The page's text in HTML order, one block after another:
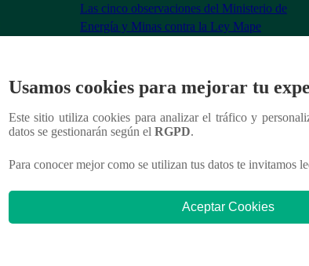
Las cinco observaciones del Ministerio de
Energía y Minas contra la Ley Mape
interesar
Usamos cookies para mejorar tu
Este sitio utiliza cookies para analizar el tráfico y
datos se gestionarán según el RGPD.
Para conocer mejor como se utilizan tus datos te invitamos
Aceptar Cookies